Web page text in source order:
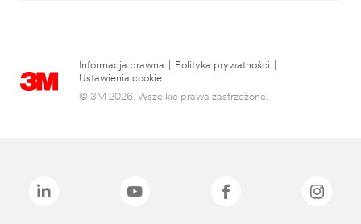
Informacja prawna Polityka prywatności
Ustawienia cookie
© 3M 2026. Wszelkie prawa zastrzeżone.